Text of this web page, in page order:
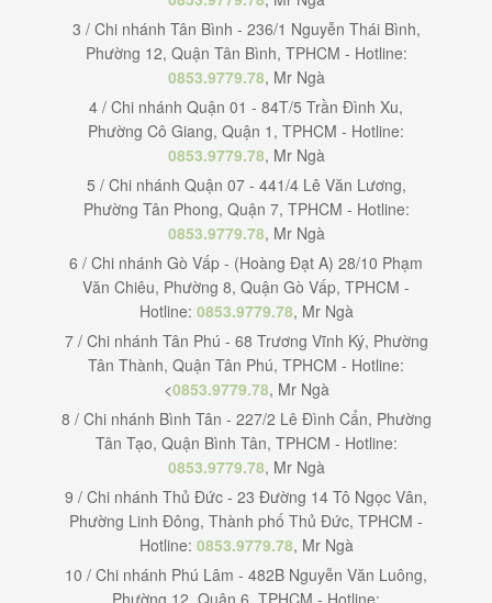
3 / Chi nhánh Tân Bình - 236/1 Nguyễn Thái Bình,
Phường 12, Quận Tân Bình, TPHCM - Hotline:
0853.9779.78, Mr Ngà
4 / Chi nhánh Quận 01 - 84T/5 Trần Đình Xu,
Phường Cô Giang, Quận 1, TPHCM - Hotline:
0853.9779.78, Mr Ngà
5 / Chi nhánh Quận 07 - 441/4 Lê Văn Lương,
Phường Tân Phong, Quận 7, TPHCM - Hotline:
0853.9779.78, Mr Ngà
6 / Chi nhánh Gò Vấp - (Hoàng Đạt A) 28/10 Phạm
Văn Chiêu, Phường 8, Quận Gò Vấp, TPHCM -
Hotline: 0853.9779.78, Mr Ngà
7 / Chi nhánh Tân Phú - 68 Trương Vĩnh Ký, Phường
Tân Thành, Quận Tân Phú, TPHCM - Hotline:
<0853.9779.78, Mr Ngà
8 / Chi nhánh Bình Tân - 227/2 Lê Đình Cẩn, Phường
Tân Tạo, Quận Bình Tân, TPHCM - Hotline:
0853.9779.78, Mr Ngà
9 / Chi nhánh Thủ Đức - 23 Đường 14 Tô Ngọc Vân,
Phường Linh Đông, Thành phố Thủ Đức, TPHCM -
Hotline: 0853.9779.78, Mr Ngà
10 / Chi nhánh Phú Lâm - 482B Nguyễn Văn Luông,